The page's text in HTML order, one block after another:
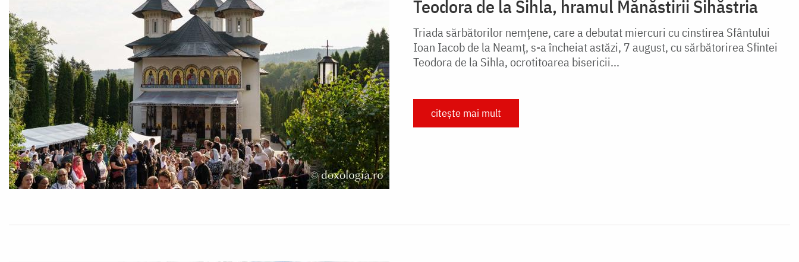
Teodora de la Sihla, hramul Mănăstirii Sihăstria
Triada sărbătorilor nemțene, care a debutat miercuri cu cinstirea Sfântului
Ioan Iacob de la Neamț, s-a încheiat astăzi, 7 august, cu sărbătorirea Sfintei
Teodora de la Sihla, ocrotitoarea bisericii...
citește mai mult